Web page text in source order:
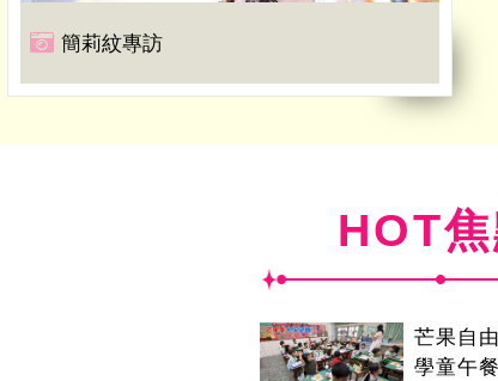
簡莉紋專訪
HOT
芒果自
學童午